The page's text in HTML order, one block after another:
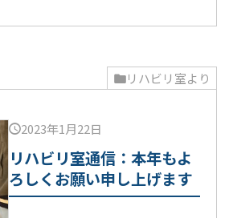
リハビリ室より
2023年1月22日
リハビリ室通信：本年もよ
ろしくお願い申し上げます